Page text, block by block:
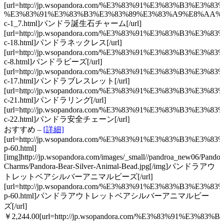
[url=http://jp.wsopandora.com/
c-1_7.html]パンドラ誕生石チャーム[/url]
[url=http://jp.wsopandora.com/
c-18.html]パンドラネックレス[/url]
[url=http://jp.wsopandora.com/
c-8.html]パンドラビーズ[/url]
[url=http://jp.wsopandora.com/
c-17.html]パンドラブレスレット[/url]
[url=http://jp.wsopandora.com/
c-21.html]パンドラリング[/url]
[url=http://jp.wsopandora.com/
c-22.html]パンドラ安全チェーン[/url]
おすすめ – [詳細]
[url=http://jp.wsopandora.com/
p-60.html]
[img]http://jp.wsopandora.com/images/_small//pandroa_new06/
Charms/Pandora-Bear-Silver-Animal-Bead.jpg[/img]パンドラアウ
トレットベアシルバーアニマルビーズ[/url]
[url=http://jp.wsopandora.com/
p-60.html]パンドラアウトレットベアシルバーアニマルビー
ズ[/url]
￥2,244.00[url=http://jp.wsopandora.com/